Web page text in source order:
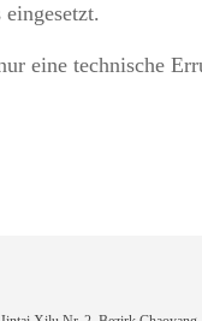
eine technische